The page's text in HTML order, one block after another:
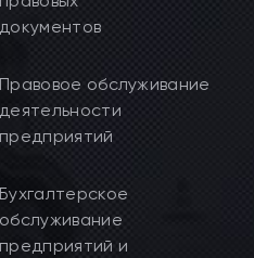
документов
Правовое обслуживание
деятельности
предприятий
Бухгалтерское
обслуживание
предприятий и